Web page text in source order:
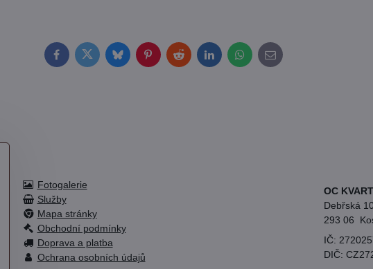
FacebookTwitterBlueskyPinterestRedditLinkedInWhatsApp
E-
mail
Fotogalerie
Služby
Mapa stránky
Obchodní podmínky
Doprava a platba
Ochrana osobních údajů
OC
Debřská
293 06
IČ:
DIČ: